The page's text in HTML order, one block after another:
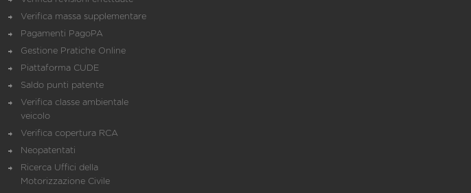
Verifica massa supplementare
Pagamenti PagoPA
Gestione Pratiche Online
Piattaforma CUDE
Saldo punti patente
Verifica classe ambientale
veicolo
Verifica copertura RCA
Neopatentati
Ricerca Uffici della
Motorizzazione Civile